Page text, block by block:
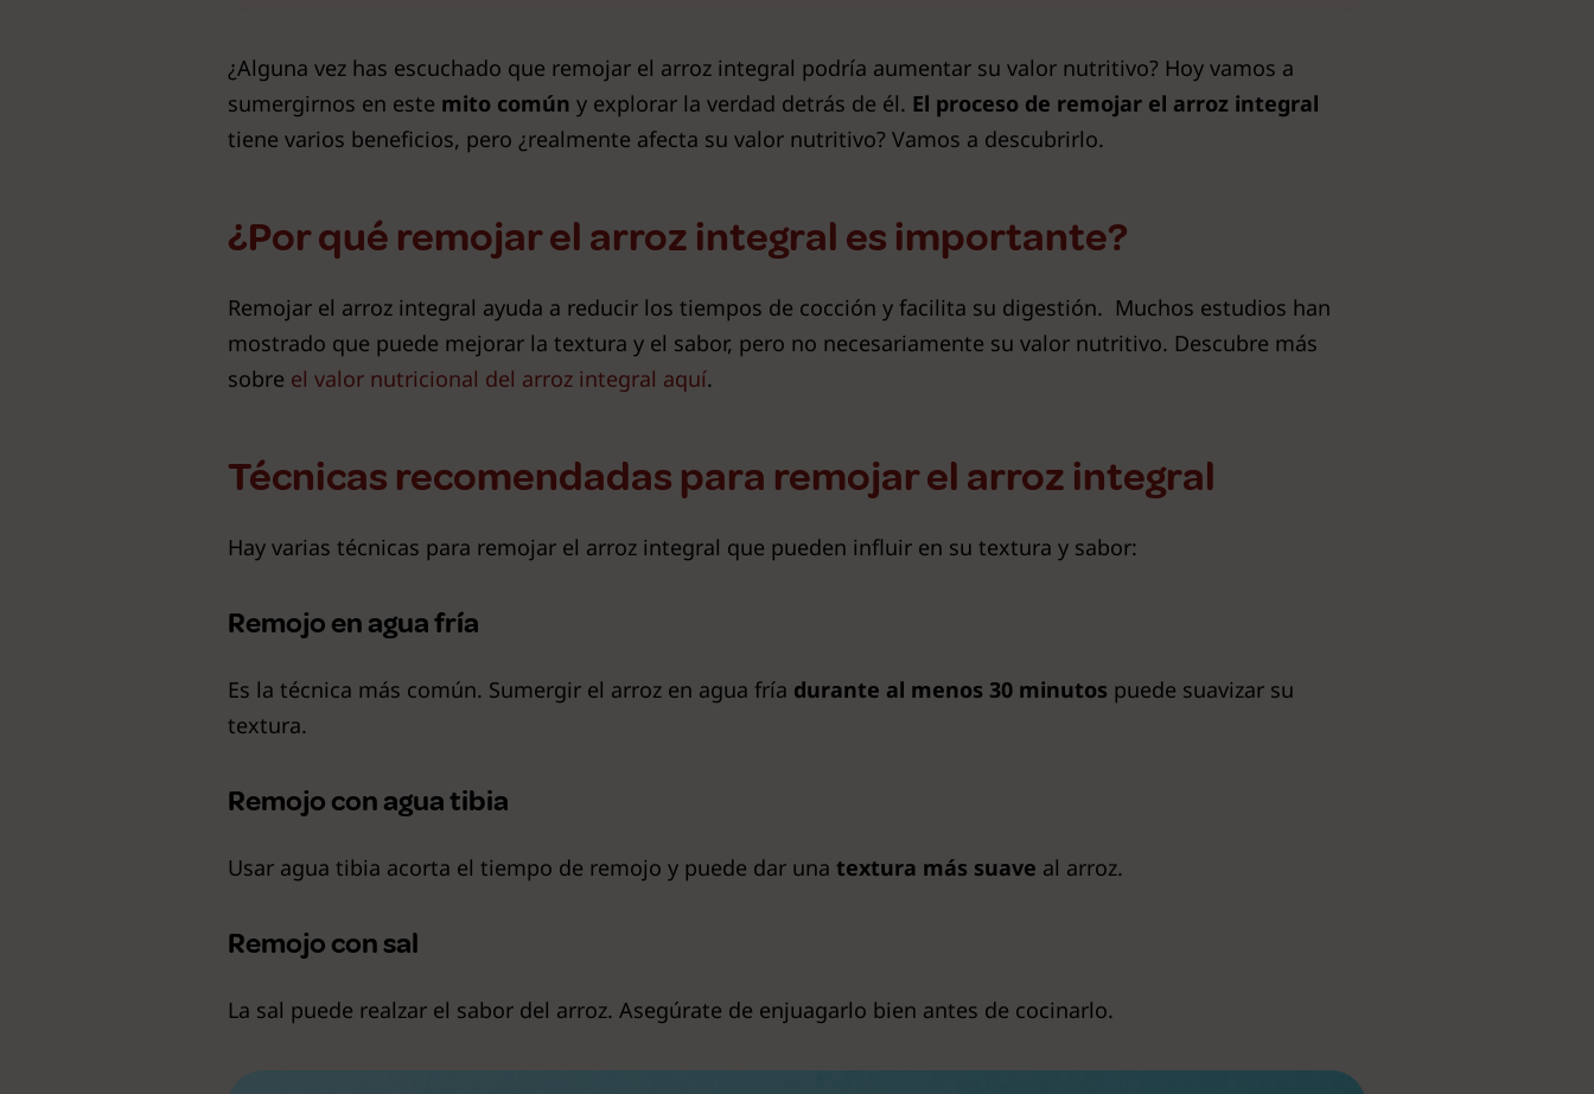
¿Alguna vez has escuchado que remojar el arroz integral podría aumentar su valor nutritivo? Hoy vamos a
sumergirnos en este mito común y explorar la verdad detrás de él. El proceso de remojar el arroz integral
tiene varios beneficios, pero ¿realmente afecta su valor nutritivo? Vamos a descubrirlo.
¿Por qué remojar el arroz integral es importante?
Remojar el arroz integral ayuda a reducir los tiempos de cocción y facilita su digestión. Muchos estudios han
mostrado que puede mejorar la textura y el sabor, pero no necesariamente su valor nutritivo. Descubre más
sobre el valor nutricional del arroz integral aquí.
Técnicas recomendadas para remojar el arroz integral
Hay varias técnicas para remojar el arroz integral que pueden influir en su textura y sabor:
Remojo en agua fría
Es la técnica más común. Sumergir el arroz en agua fría durante al menos 30 minutos puede suavizar su
textura.
Remojo con agua tibia
Usar agua tibia acorta el tiempo de remojo y puede dar una textura más suave al arroz.
Remojo con sal
La sal puede realzar el sabor del arroz. Asegúrate de enjuagarlo bien antes de cocinarlo.